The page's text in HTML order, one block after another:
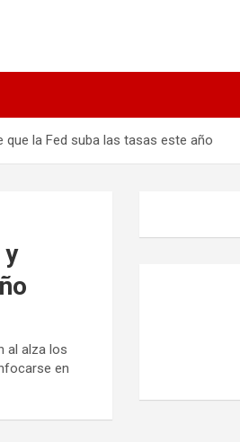
que la Fed suba las tasas este año
y
al alza los
en